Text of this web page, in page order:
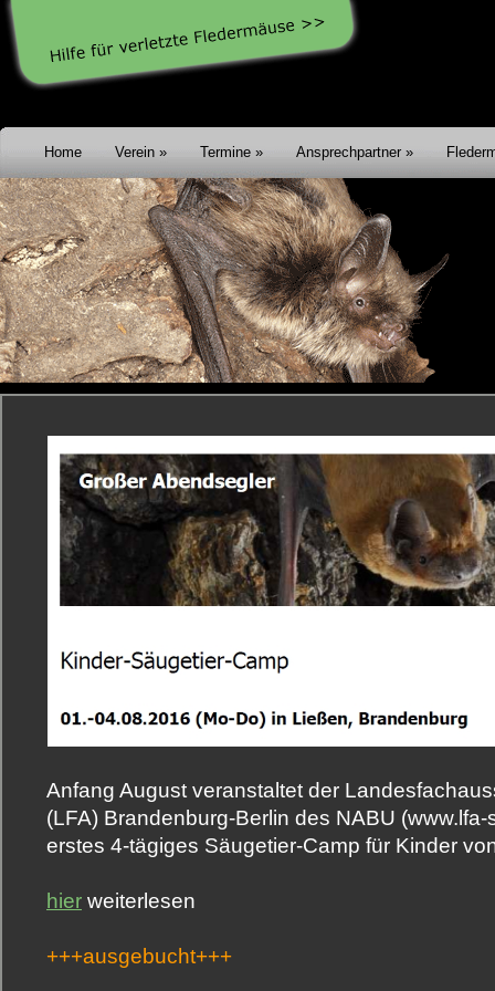
Home Verein Termine Ansprechpartner
Anfang August veranstaltet der
(LFA) Brandenburg-Berlin des NABU
erstes 4-tägiges Säugetier-Camp für Kinder
hier weiterlesen
+++ausgebucht+++